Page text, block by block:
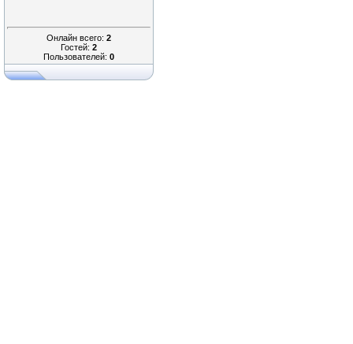
Онлайн всего: 2
Гостей: 2
Пользователей: 0